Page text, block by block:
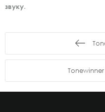
звуку.
Tonewinner